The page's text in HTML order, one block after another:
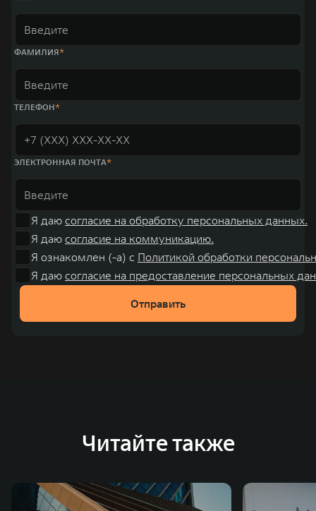
ФАМИЛИЯ
ТЕЛЕФОН
ЭЛЕКТРОННАЯ ПОЧТА
Я даю согласие на обработку персональных данных.
Я даю согласие на коммуникацию.
Я ознакомлен (-а) с Политикой обработки
Я даю согласие на предоставление персональных
Отправить
Читайте также